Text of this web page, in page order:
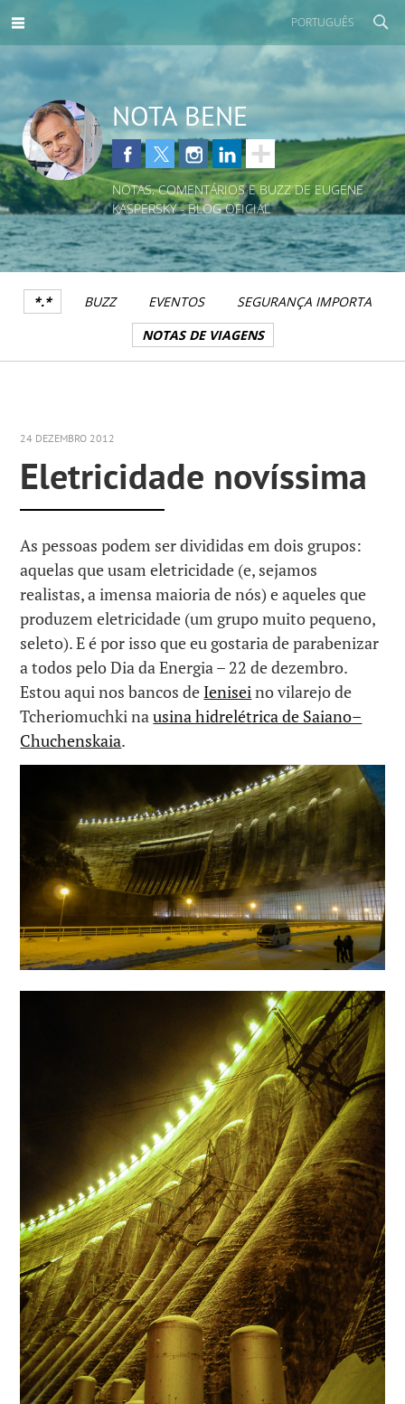
PORTUGUÊS
NOTA BENE
NOTAS, COMENTÁRIOS E BUZZ DE EUGENE
KASPERSKY - BLOG OFICIAL
*.* BUZZ EVENTOS
SEGURANÇA IMPORTA
NOTAS DE VIAGENS
24 DEZEMBRO 2012
Eletricidade novíssima
As pessoas podem ser divididas em dois grupos:
aquelas que usam eletricidade (e, sejamos
realistas, a imensa maioria de nós) e aqueles que
produzem eletricidade (um grupo muito pequeno,
seleto). E é por isso que eu gostaria de parabenizar
a todos pelo Dia da Energia – 22 de dezembro.
Estou aqui nos bancos de Ieniseino vilarejo de
Tcheriomuchki nausina hidrelétrica de Saiano–
Chuchenskaia.